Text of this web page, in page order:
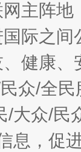
主阵
际之
健康
众/全
/大众/民
息，促